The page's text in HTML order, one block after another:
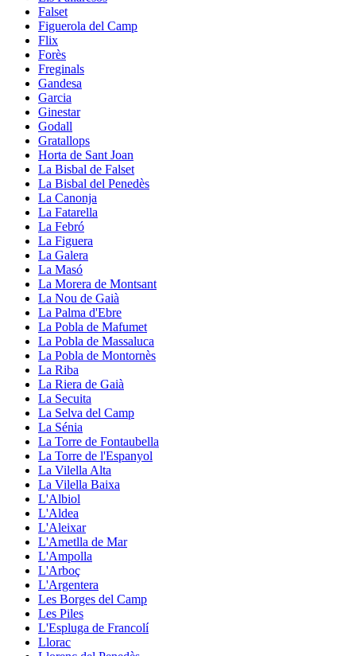
Falset
Figuerola del Camp
Flix
Forès
Freginals
Gandesa
Garcia
Ginestar
Godall
Gratallops
Horta de Sant Joan
La Bisbal de Falset
La Bisbal del Penedès
La Canonja
La Fatarella
La Febró
La Figuera
La Galera
La Masó
La Morera de Montsant
La Nou de Gaià
La Palma d'Ebre
La Pobla de Mafumet
La Pobla de Massaluca
La Pobla de Montornès
La Riba
La Riera de Gaià
La Secuita
La Selva del Camp
La Sénia
La Torre de Fontaubella
La Torre de l'Espanyol
La Vilella Alta
La Vilella Baixa
L'Albiol
L'Aldea
L'Aleixar
L'Ametlla de Mar
L'Ampolla
L'Arboç
L'Argentera
Les Borges del Camp
Les Piles
L'Espluga de Francolí
Llorac